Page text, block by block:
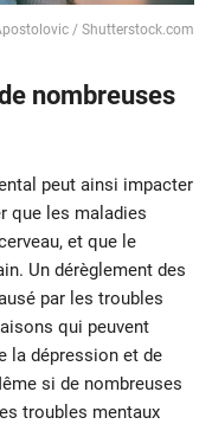
/ Shutterstock.com
nombreuses
peut ainsi impacter
que les maladies
et que le
Un dérèglement des
par les troubles
qui peuvent
la dépression et de
si de nombreuses
troubles mentaux